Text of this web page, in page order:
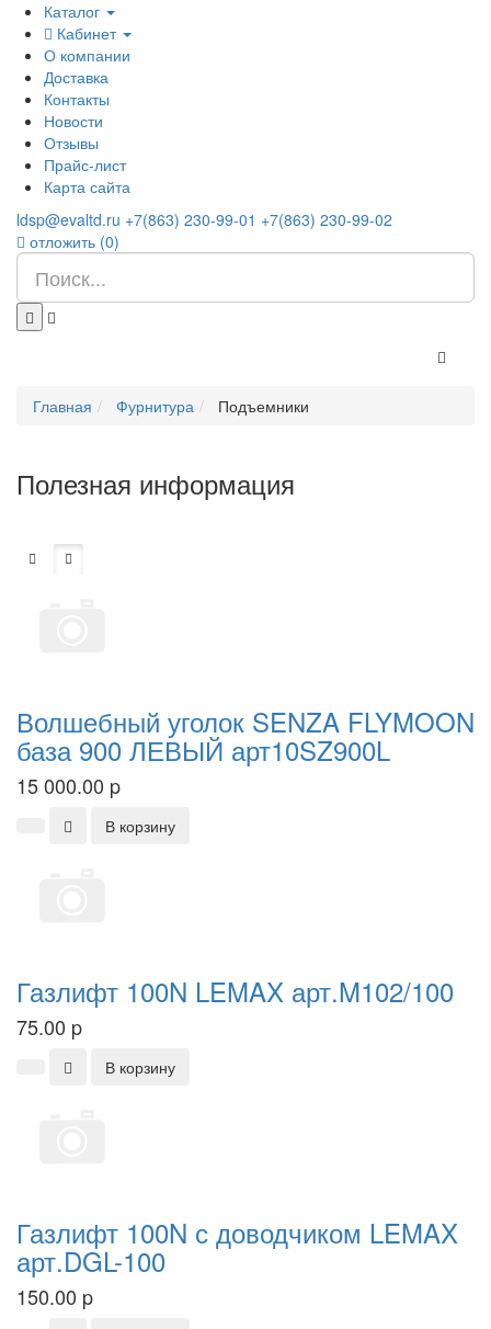
Каталог
Кабинет
О компании
Доставка
Контакты
Новости
Отзывы
Прайс-лист
Карта сайта
ldsp@evaltd.ru +7(863) 230-99-01 +7(863) 230-99-02
отложить (0)
Главная Фурнитура Подъемники
Полезная информация
Волшебный уголок SENZA FLYMOON
база 900 ЛЕВЫЙ арт10SZ900L
15 000.00 p
В корзину
Газлифт 100N LEMAX арт.M102/100
75.00 p
В корзину
Газлифт 100N с доводчиком LEMAX
арт.DGL-100
150.00 p